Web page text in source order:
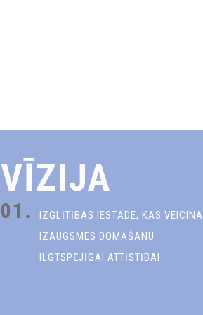
VĪZIJA
01.
IZGLĪTĪBAS IESTĀDE, KAS VEICINA
IZAUGSMES DOMĀŠANU
ILGTSPĒJĪGAI ATTĪSTĪBAI